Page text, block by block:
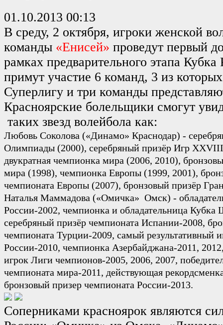
01.10.2013 00:13
В среду, 2 октября, игроки женской
команды «Енисей» проведут первый
рамках предварительного этапа
примут участие 6 команд, 3 из
Суперлигу и три команды
Красноярские болельщики смогут
таких звезд волейбола как:
Любовь Соколова («Динамо» Краснодар) -
Олимпиады (2000), серебряный призёр Игр
двукратная чемпионка мира (2006, 2010),
мира (1998), чемпионка Европы (1999, 2001),
чемпионата Европы (2007), бронзовый призёр
Наталья Маммадова («Омичка» Омск) -
России-2002, чемпионка и обладательница Кубка
серебряный призёр чемпионата Испании-2008,
чемпионата Турции-2009, самый результативный
России-2010, чемпионка Азербайджана-2011,
игрок Лиги чемпионов-2005, 2006, 2007,
чемпионата мира-2011, действующая
бронзовый призер чемпионата России-2013.
Соперниками красноярок являются